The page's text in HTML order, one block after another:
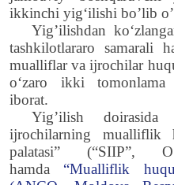
ikkinchi yig‘ilishi bo’lib
Yig’ilishdan
tashkilotlararo samarali
mualliflar va ijrochilar
o‘zaro ikki tomonlama
iborat.
Yig’ilish
ijrochilarning mualliflik
palatasi” (“SIIP”,
hamda “Mualliflik